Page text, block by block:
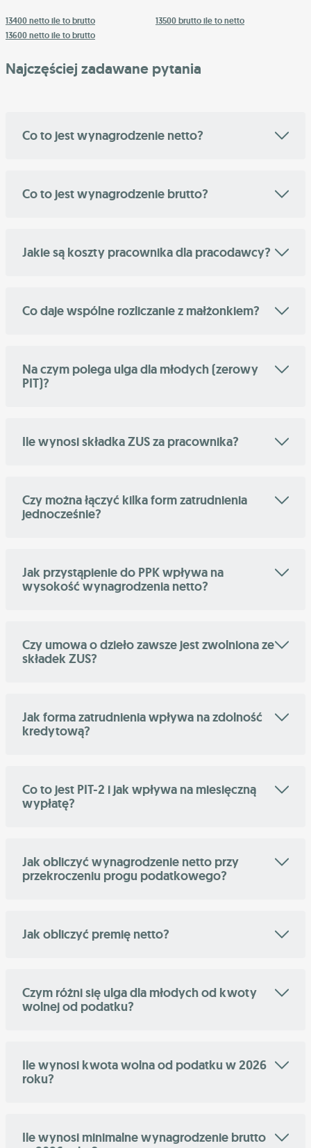
13400 netto ile to brutto
13500 brutto ile to netto
13600 netto ile to brutto
Najczęściej zadawane pytania
Co to jest wynagrodzenie netto?
Co to jest wynagrodzenie brutto?
Jakie są koszty pracownika dla pracodawcy?
Co daje wspólne rozliczanie z małżonkiem?
Na czym polega ulga dla młodych (zerowy
PIT)?
Ile wynosi składka ZUS za pracownika?
Czy można łączyć kilka form zatrudnienia
jednocześnie?
Jak przystąpienie do PPK wpływa na
wysokość wynagrodzenia netto?
Czy umowa o dzieło zawsze jest zwolniona ze
składek ZUS?
Jak forma zatrudnienia wpływa na zdolność
kredytową?
Co to jest PIT-2 i jak wpływa na miesięczną
wypłatę?
Jak obliczyć wynagrodzenie netto przy
przekroczeniu progu podatkowego?
Jak obliczyć premię netto?
Czym różni się ulga dla młodych od kwoty
wolnej od podatku?
Ile wynosi kwota wolna od podatku w 2026
roku?
Ile wynosi minimalne wynagrodzenie brutto